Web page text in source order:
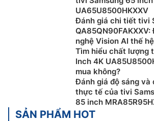
vào các ứng dụng giải trí, trình duyệt
điều khiển bằng giọng nói. Sự cam
đổi mới đã giúp tivi Samsung giữ
trong ngành công nghiệp giải trí gia
Các dòng tivi Samsung phổ
Tivi Samsung Crystal UHD
Dòng sản phẩm tivi Samsung Crystal
4KUHD mang lại hình ảnh chân thực
UA65U8500HKXXV
Đánh giá chi tiết tivi
nghệ Vision AI thế
Tìm hiểu chất lượng
Inch 4K
mua không?
Đánh giá độ sáng và
thực tế của tivi
85 inch
SẢN PHẨM HOT